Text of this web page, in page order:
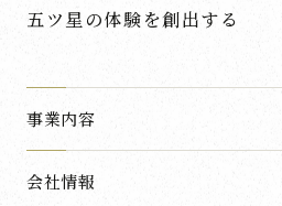
五ツ星の体験を創出する
事業内容
会社情報